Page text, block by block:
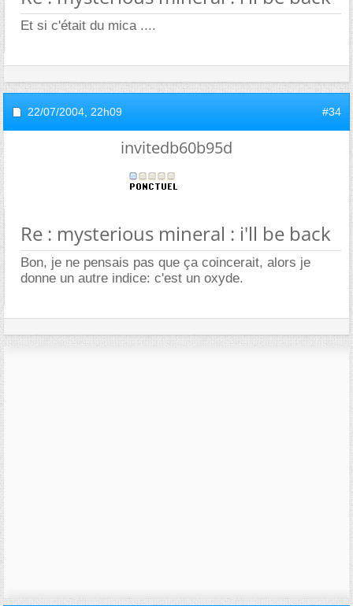
Et si c'était du mica ....
22/07/2004, 22h09 #34
invitedb60b95d
Re : mysterious mineral : i'll be back
Bon, je ne pensais pas que ça coincerait, alors je
donne un autre indice: c'est un oxyde.